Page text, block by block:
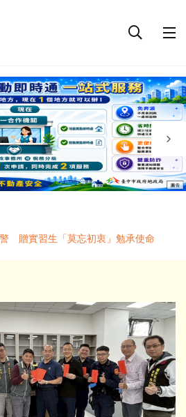
贈實習生「莫忘初衷」勉承使命